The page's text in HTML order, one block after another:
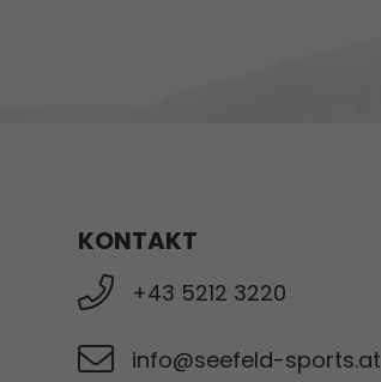
KONTAKT
+43 5212 3220
info@seefeld-sports.at